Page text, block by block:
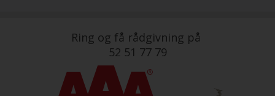
Ring og få rådgivning på
52 51 77 79